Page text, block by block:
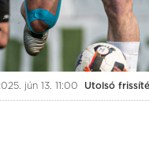
jún 13. 11:00 Utolsó
17:30